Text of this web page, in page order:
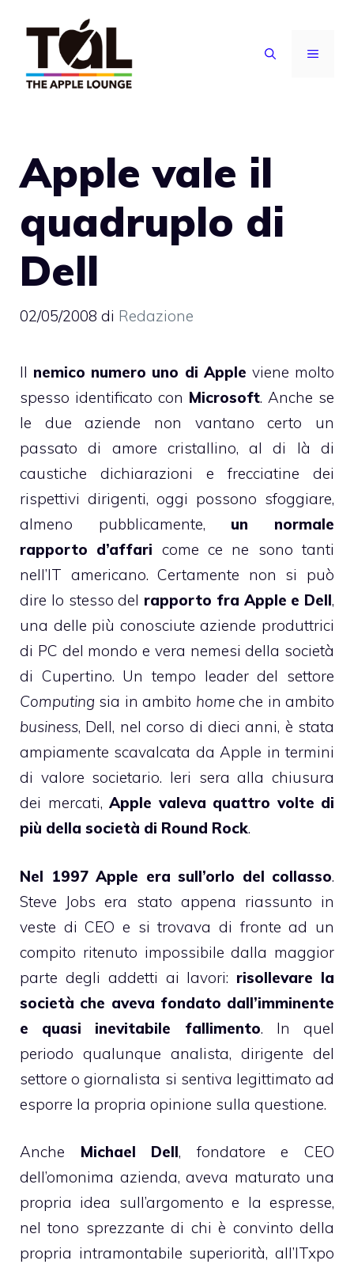
contenuto
MENU
Apple vale il
quadruplo di
Dell
02/05/2008 di Redazione
Il nemico numero uno di Apple viene molto
spesso identificato con Microsoft. Anche se
le due aziende non vantano certo un
passato di amore cristallino, al di là di
caustiche dichiarazioni e frecciatine dei
rispettivi dirigenti, oggi possono sfoggiare,
almeno pubblicamente, un normale
rapporto d’affari come ce ne sono tanti
nell’IT americano. Certamente non si può
dire lo stesso del rapporto fra Apple e Dell,
una delle più conosciute aziende produttrici
di PC del mondo e vera nemesi della società
di Cupertino. Un tempo leader del settore
Computing sia in ambito homeche in ambito
business, Dell, nel corso di dieci anni, è stata
ampiamente scavalcata da Apple in termini
di valore societario. Ieri sera alla chiusura
dei mercati, Apple valeva quattro volte di
più della società di Round Rock.
Nel 1997 Apple era sull’orlo del collasso.
Steve Jobs era stato appena riassunto in
veste di CEO e si trovava di fronte ad un
compito ritenuto impossibile dalla maggior
parte degli addetti ai lavori: risollevare la
società che aveva fondato dall’imminente
e quasi inevitabile fallimento. In quel
periodo qualunque analista, dirigente del
settore o giornalista si sentiva legittimato ad
esporre la propria opinione sulla questione.
Anche Michael Dell, fondatore e CEO
dell’omonima azienda, aveva maturato una
propria idea sull’argomento e la espresse,
nel tono sprezzante di chi è convinto della
propria intramontabile superiorità, all’ITxpo